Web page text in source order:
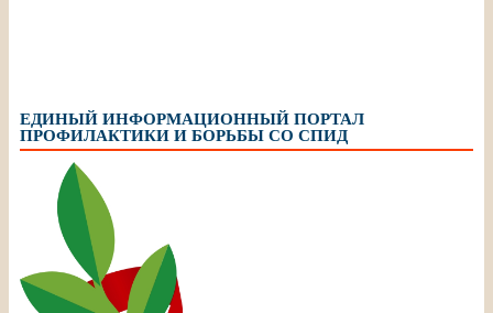
ЕДИНЫЙ ИНФОРМАЦИОННЫЙ ПОРТАЛ
ПРОФИЛАКТИКИ И БОРЬБЫ СО СПИД